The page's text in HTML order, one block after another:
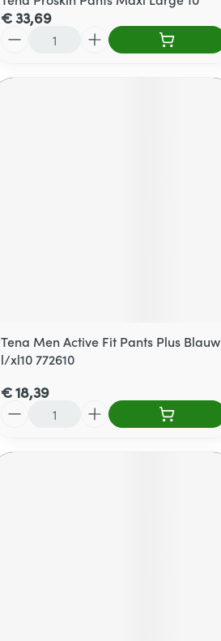
€ 33,69
Tena Men Active Fit Pants Plus Blauw
l/xl10 772610
€ 18,39